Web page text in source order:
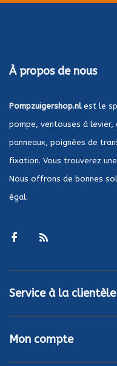
À propos de nous
Pompzuigershop.nlest le
pompe, ventouses à
panneaux, poignées de
fixation. Vous trouverez
Nous offrons de bonnes
égal.
Service à la clientèle
Mon compte